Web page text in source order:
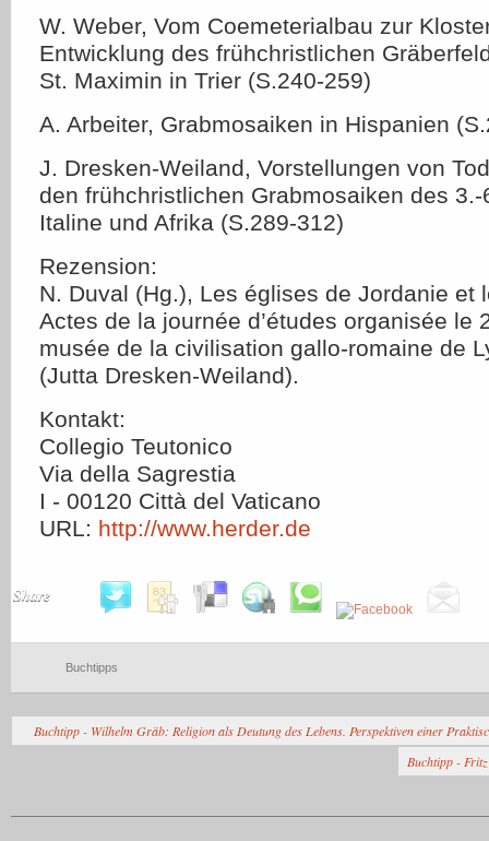
W. Weber, Vom Coemeterialbau zur
Entwicklung des frühchristlichen
St. Maximin in Trier (S.240-259)
A. Arbeiter, Grabmosaiken in Hispanien
J. Dresken-Weiland, Vorstellungen von
den frühchristlichen Grabmosaiken des
Italine und Afrika (S.289-312)
Rezension:
N. Duval (Hg.), Les églises de Jordanie et
Actes de la journée d’études organisée le
musée de la civilisation gallo-romaine de
(Jutta Dresken-Weiland).
Kontakt:
Collegio Teutonico
Via della Sagrestia
I - 00120 Città del Vaticano
URL: http://www.herder.de
Share
Buchtipps
Buchtipp - Wilhelm Gräb: Religion als Deutung des Lebens. Perspektiven einer
Buchtipp -